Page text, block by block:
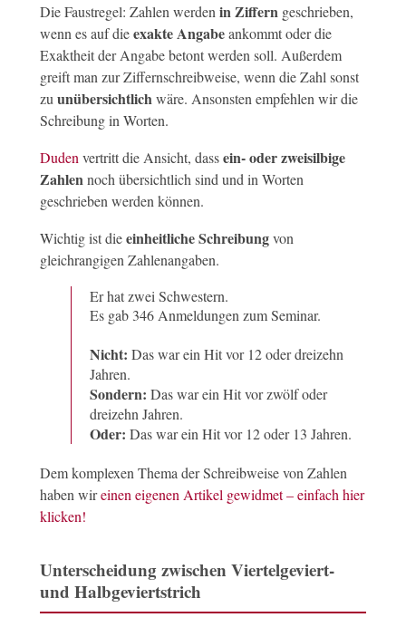
Die Faustregel: Zahlen werdenin Zifferngeschrieben,
wenn es auf dieexakte Angabeankommt oder die
Exaktheit der Angabe betont werden soll. Außerdem
greift man zur Ziffernschreibweise, wenn die Zahl sonst
zuunübersichtlichwäre. Ansonsten empfehlen wir die
Schreibung in Worten.
Dudenvertritt die Ansicht, dassein- oder zweisilbige
Zahlennoch übersichtlich sind und in Worten
geschrieben werden können.
Wichtig ist dieeinheitliche Schreibungvon
gleichrangigen Zahlenangaben.
Er hat zwei Schwestern.
Es gab 346 Anmeldungen zum Seminar.
Nicht: Das war ein Hit vor 12 oder dreizehn
Jahren.
Sondern: Das war ein Hit vor zwölf oder
dreizehn Jahren.
Oder: Das war ein Hit vor 12 oder 13 Jahren.
Dem komplexen Thema der Schreibweise von Zahlen
haben wireinen eigenen Artikel gewidmet – einfach hier
klicken!
Unterscheidung zwischen Viertelgeviert-
und Halbgeviertstrich